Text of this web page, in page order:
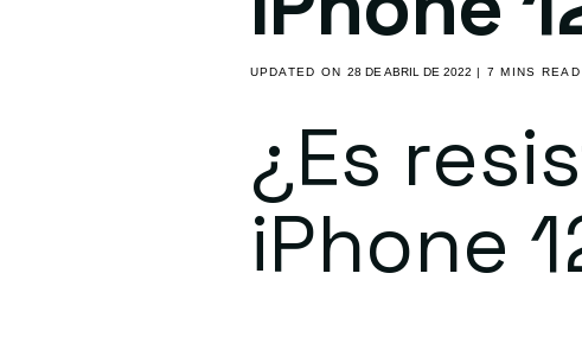
UPDATED ON 28 DE ABRIL DE 2022 | 7 MINS READ
¿Es
iPhone